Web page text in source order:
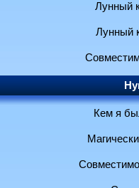
Лунный
Лунный
Кем я